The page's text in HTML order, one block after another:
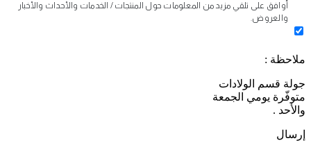
أوافق على تلقي مزيد من المعلومات حول المنتجات / الخدمات والأحداث والأخبار
والعروض.
ملاحظة :
جولة قسم الولادات
متوفّرة يومي الجمعة
والأحد .
إرسال